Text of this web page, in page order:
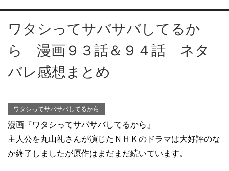
ワタシってサバサバしてるか
ら 漫画９３話＆９４話 ネタ
バレ感想まとめ
ワタシってサバサバしてるから
漫画『ワタシってサバサバしてるから』
主人公を丸山礼さんが演じたＮＨＫのドラマは大好評のな
か終了しましたが原作はまだまだ続いています。